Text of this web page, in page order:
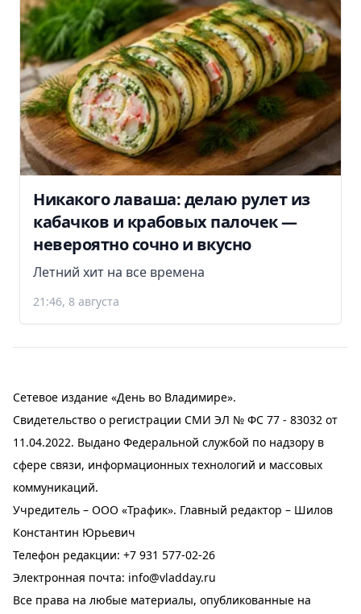
Никакого лаваша: делаю рулет из
кабачков и крабовых палочек —
невероятно сочно и вкусно
Летний хит на все времена
21:46, 8 августа
Сетевое издание «День во Владимире».
Свидетельство о регистрации СМИ ЭЛ № ФС 77 - 83032 от
11.04.2022. Выдано Федеральной службой по надзору в
сфере связи, информационных технологий и массовых
коммуникаций.
Учредитель – ООО «Трафик». Главный редактор – Шилов
Константин Юрьевич
Телефон редакции: +7 931 577-02-26
Электронная почта: info@vladday.ru
Все права на любые материалы, опубликованные на